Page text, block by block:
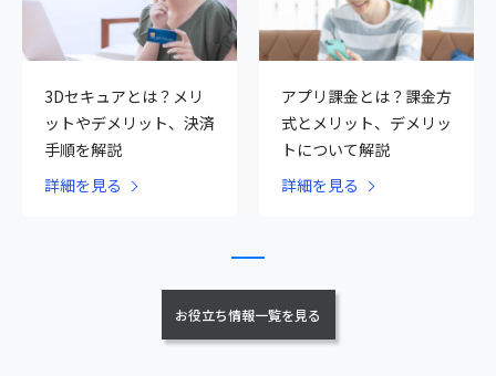
3Dセキュアとは？メリ
ットやデメリット、決済
手順を解説
詳細を見る
アプリ課金とは？課金方
式とメリット、デメリッ
トについて解説
詳細を見る
お役立ち情報一覧を見る